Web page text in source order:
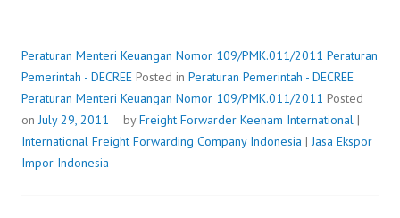
NOMOR
109/PMK.011/2011
Peraturan Menteri Keuangan Nomor 109/PMK.011/2011 Peraturan
Pemerintah - DECREE Posted in Peraturan Pemerintah - DECREE
Peraturan Menteri Keuangan Nomor 109/PMK.011/2011 Posted
onJuly 29, 2011 byFreight Forwarder Keenam International |
International Freight Forwarding Company Indonesia |Jasa Ekspor
Impor Indonesia